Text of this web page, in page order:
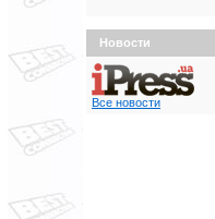
Новости
Все новости